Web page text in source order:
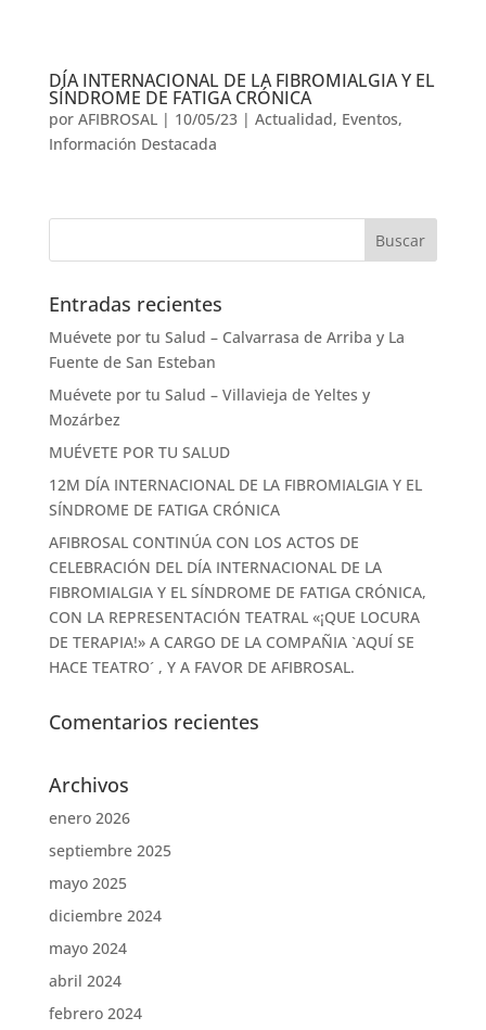
DÍA INTERNACIONAL DE LA FIBROMIALGIA Y EL
SÍNDROME DE FATIGA CRÓNICA
por AFIBROSAL| 10/05/23| Actualidad, Eventos,
Información Destacada
Entradas recientes
Muévete por tu Salud – Calvarrasa de Arriba y La
Fuente de San Esteban
Muévete por tu Salud – Villavieja de Yeltes y
Mozárbez
MUÉVETE POR TU SALUD
12M DÍA INTERNACIONAL DE LA FIBROMIALGIA Y EL
SÍNDROME DE FATIGA CRÓNICA
AFIBROSAL CONTINÚA CON LOS ACTOS DE
CELEBRACIÓN DEL DÍA INTERNACIONAL DE LA
FIBROMIALGIA Y EL SÍNDROME DE FATIGA CRÓNICA,
CON LA REPRESENTACIÓN TEATRAL «¡QUE LOCURA
DE TERAPIA!» A CARGO DE LA COMPAÑIA `AQUÍ SE
HACE TEATRO´ , Y A FAVOR DE AFIBROSAL.
Comentarios recientes
Archivos
enero 2026
septiembre 2025
mayo 2025
diciembre 2024
mayo 2024
abril 2024
febrero 2024